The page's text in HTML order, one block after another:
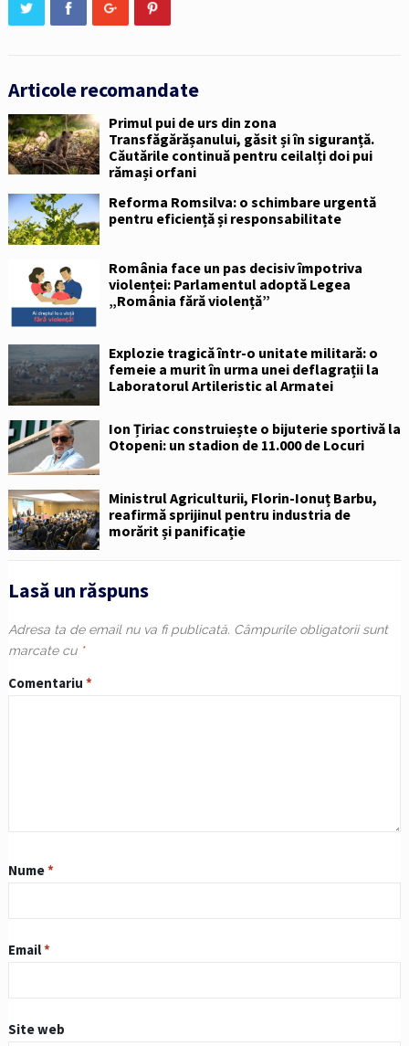
Articole recomandate
Primul pui de urs din zona
Transfăgărășanului, găsit și în siguranță.
Căutările continuă pentru ceilalți doi pui
rămași orfani
Reforma Romsilva: o schimbare urgentă
pentru eficiență și responsabilitate
România face un pas decisiv împotriva
violenței: Parlamentul adoptă Legea
„România fără violență”
Explozie tragică într-o unitate militară: o
femeie a murit în urma unei deflagrații la
Laboratorul Artileristic al Armatei
Ion Țiriac construiește o bijuterie sportivă la
Otopeni: un stadion de 11.000 de Locuri
Ministrul Agriculturii, Florin-Ionuț Barbu,
reafirmă sprijinul pentru industria de
morărit și panificație
Lasă un răspuns
Adresa ta de email nu va fi publicată. Câmpurile obligatorii sunt
marcate cu *
Comentariu *
Nume*
Email*
Site web